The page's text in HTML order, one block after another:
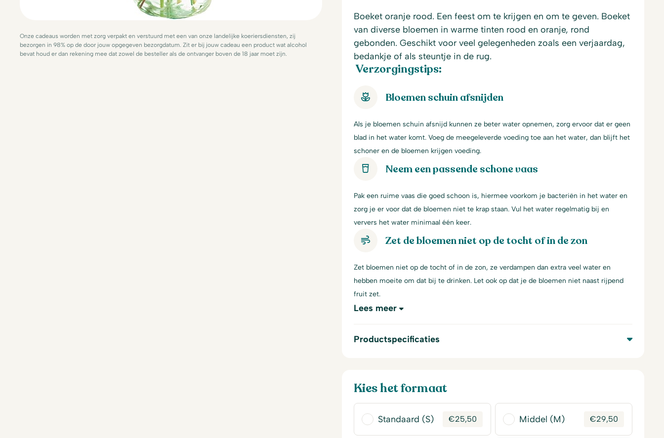
Onze cadeaus worden met zorg verpakt en verstuurd met een van onze landelijke koeriersdiensten, zij
bezorgen in 98% op de door jouw opgegeven bezorgdatum. Zit er bij jouw cadeau een product wat alcohol
bevat houd er dan rekening mee dat zowel de besteller als de ontvanger boven de 18 jaar moet zijn.
Boeket oranje rood. Een feest om te krijgen en om te geven. Boeket
van diverse bloemen in warme tinten rood en oranje, rond
gebonden. Geschikt voor veel gelegenheden zoals een verjaardag,
bedankje of als steuntje in de rug.
Verzorgingstips:
Bloemen schuin afsnijden
Als je bloemen schuin afsnijd kunnen ze beter water opnemen, zorg ervoor dat er geen
blad in het water komt. Voeg de meegeleverde voeding toe aan het water, dan blijft het
schoner en de bloemen krijgen voeding.
Neem een passende schone vaas
Pak een ruime vaas die goed schoon is, hiermee voorkom je bacteriën in het water en
zorg je er voor dat de bloemen niet te krap staan. Vul het water regelmatig bij en
ververs het water minimaal één keer.
Zet de bloemen niet op de tocht of in de zon
Zet bloemen niet op de tocht of in de zon, ze verdampen dan extra veel water en
hebben moeite om dat bij te drinken. Let ook op dat je de bloemen niet naast rijpend
fruit zet.
Lees meer
Productspecificaties
Kies het formaat
Standaard (S) €25,50 Middel (M) €29,50